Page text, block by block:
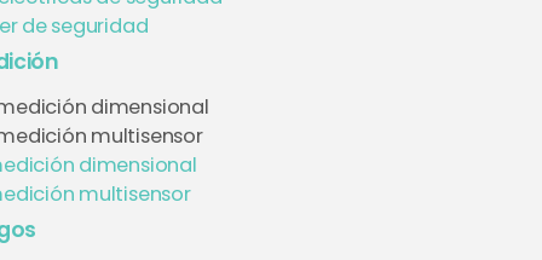
de seguridad
dimensional
multisensor
dimensional
multisensor